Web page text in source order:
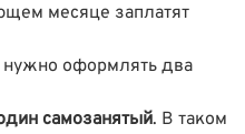
месяце заплатят
нужно оформлять два
самозанятый. В таком